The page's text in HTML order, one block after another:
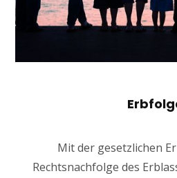
Mit der gesetzlichen
Rechtsnachfolge des